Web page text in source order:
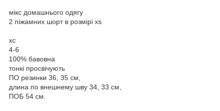
мікс домашнього одягу
2 піжамних шорт в розмірі хs
хс
4-6
100% бавовна
тонкі просвічують
ПО резинки 36, 35 см,
длина по внешнему шву 34, 33 см,
ПОБ 54 см.